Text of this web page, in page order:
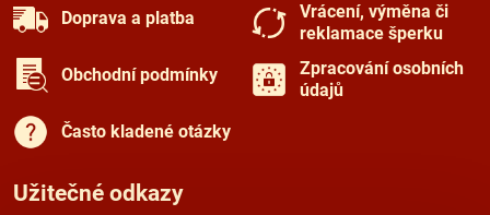
Doprava a platba
Vrácení, výměna či
reklamace šperku
Obchodní podmínky
Zpracování osobních
údajů
Často kladené otázky
Užitečné odkazy